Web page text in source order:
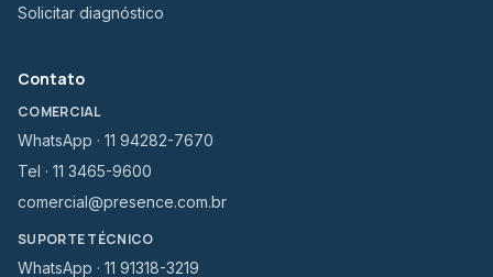
Solicitar diagnóstico
Contato
COMERCIAL
WhatsApp · 11 94282-7670
Tel · 11 3465-9600
comercial@presence.com.br
SUPORTE TÉCNICO
WhatsApp · 11 91318-3219